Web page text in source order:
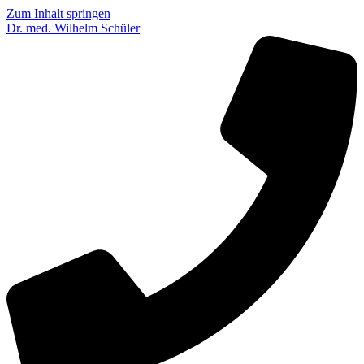
Zum Inhalt springen
Dr. med. Wilhelm Schüler